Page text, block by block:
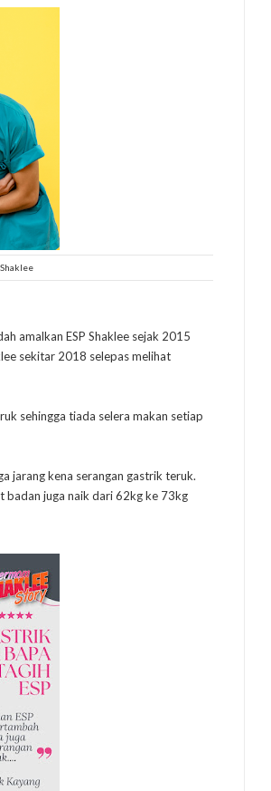
amalkan ESP Shaklee sejak 2015
sekitar 2018 selepas melihat
sehingga tiada selera makan setiap
jarang kena serangan gastrik teruk.
badan juga naik dari 62kg ke 73kg